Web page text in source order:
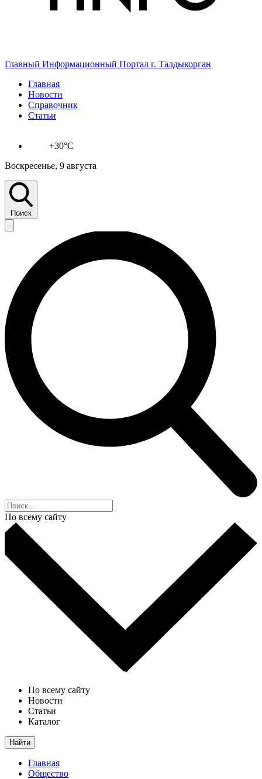
Главный Информационный Портал г. Талдыкорган
Главная
Новости
Справочник
Статьи
+30°C
Воскресенье, 9 августа
Поиск
По всему сайту
По всему сайту
Новости
Статьи
Каталог
Найти
Главная
Общество